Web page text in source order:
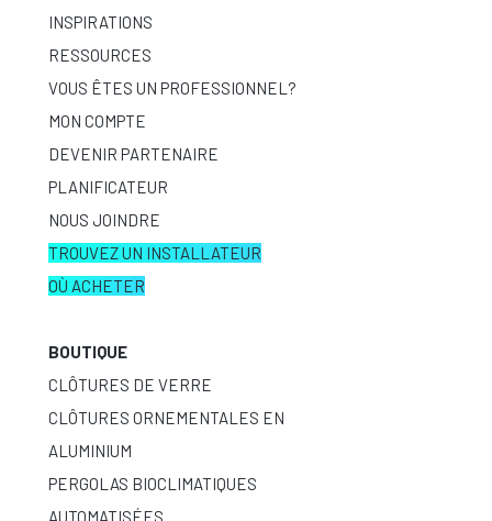
INSPIRATIONS
RESSOURCES
VOUS ÊTES UN PROFESSIONNEL?
MON COMPTE
DEVENIR PARTENAIRE
PLANIFICATEUR
NOUS JOINDRE
TROUVEZ UN INSTALLATEUR
OÙ ACHETER
BOUTIQUE
CLÔTURES DE VERRE
CLÔTURES ORNEMENTALES EN
ALUMINIUM
PERGOLAS BIOCLIMATIQUES
AUTOMATISÉES